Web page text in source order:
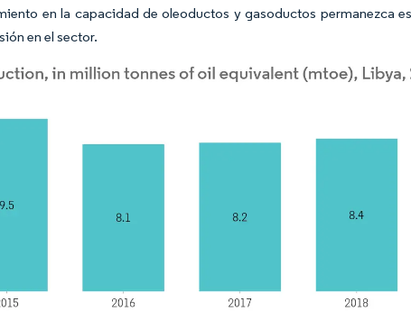
en la capacidad de oleoductos y gasoductos permanezca
en el sector.